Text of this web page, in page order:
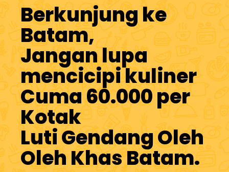
Berkunjung ke
Batam,
Jangan lupa
mencicipi kuliner
Cuma 60.000 per
Kotak
Luti Gendang Oleh
Oleh Khas Batam.